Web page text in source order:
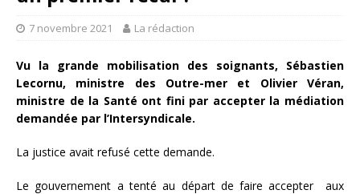
7 novembre 2021 La rédaction
Vu la grande mobilisation des soignants, Sébastien
Lecornu, ministre des Outre-mer et Olivier Véran,
ministre de la Santé ont fini par accepter la médiation
demandée par l’Intersyndicale.
La justice avait refusé cette demande.
Le gouvernement a tenté au départ de faire accepter aux